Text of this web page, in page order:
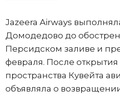
Jazeera Airways
Домодедово до
Персидском заливе и
февраля. После
пространства Кувейта
объявляла о